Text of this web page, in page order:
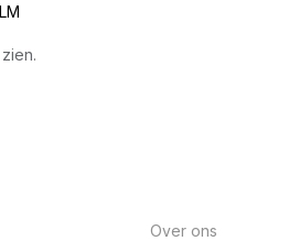
Over ons